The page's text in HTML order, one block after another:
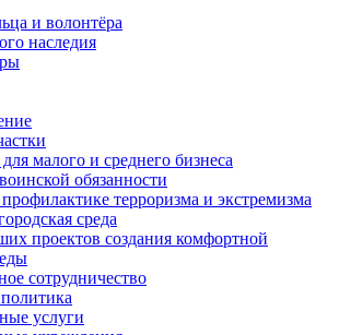
и волонтёра
наследия
малого и среднего бизнеса
обязанности
терроризма и экстремизма
среда
проектов создания комфортной
сотрудничество
услуги